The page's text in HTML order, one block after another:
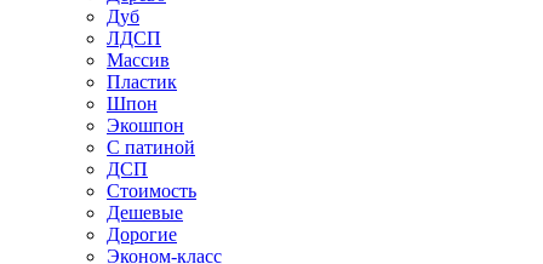
Дуб
ЛДСП
Массив
Пластик
Шпон
Экошпон
С патиной
ДСП
Стоимость
Дешевые
Дорогие
Эконом-класс